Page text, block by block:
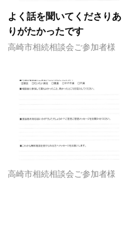
よく話を聞いてくださりあ
りがたかったです
高崎市相続相談会ご参加者様
高崎市相続相談会ご参加者様